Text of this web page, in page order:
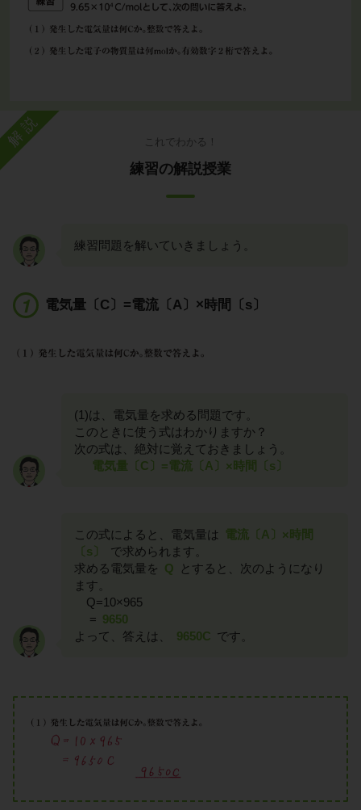
解説 これでわかる！
練習の解説授業
練習問題を解いていきましょう。
電気量〔C〕=電流〔A〕×時間〔s〕
(1)は、電気量を求める問題です。
このときに使う式はわかりますか？
次の式は、絶対に覚えておきましょう。
電気量〔C〕=電流〔A〕×時間〔s〕
この式によると、電気量は
電流〔A〕×時間
〔s〕
で求められます。
求める電気量を Q
とすると、次のようになり
ます。
Q=10×965
= 9650
よって、答えは、
9650C です。